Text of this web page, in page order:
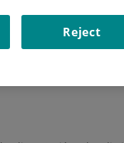
Reject